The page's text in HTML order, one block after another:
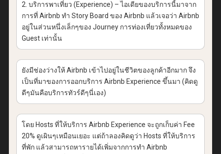
2. บริการพาเที่ยว (Experience) – ไอเดียของบริการนี้มาจาก
การที่ Airbnb ทำ Story Board ของ Airbnb แล้วเจอว่า Airbnb
อยู่ในส่วนหนึ่งเล็กๆของ Journey การท่องเที่ยวทั้งหมดของ
Guest เท่านั้น
ยังมีช่องว่างให้ Airbnb เข้าไปอยู่ในชีวิตของลูกค้าอีกมาก จึง
เป็นที่มาของการออกบริการ Airbnb Experience ขึ้นมา (คิดดู
ดีๆมันคือบริการทัวร์ดีๆนี่เอง)
โดย Hosts ที่ให้บริการ Airbnb Experience จะถูกเก็บค่า Fee
20% ดูเผินๆเหมือนเยอะ แต่ถ้าลองคิดดูว่า Hosts ที่ให้บริการ
ที่พัก แล้วสามารถหารายได้เพิ่มจากการทำ Airbnb